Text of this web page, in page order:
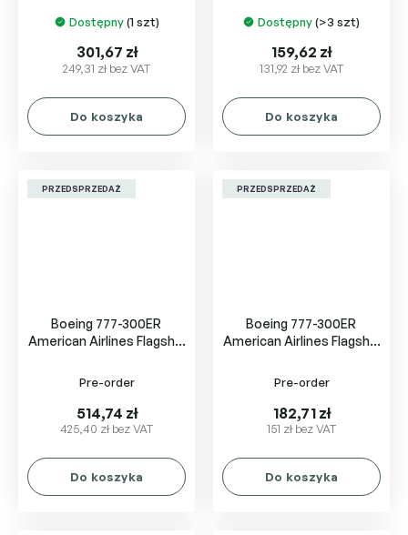
Dostępny(1 szt)
249,31 zł bez VAT
301,67 zł
Do koszyka
Dostępny(>3 szt)
131,92 zł bez VAT
159,62 zł
Do koszyka
PRZEDSPRZEDAŻ
Boeing 777-300ER
American Airlines Flagship
Pre-order
425,40 zł bez VAT
514,74 zł
Do koszyka
PRZEDSPRZEDAŻ
Boeing 777-300ER
American Airlines Flagship
Pre-order
151 zł bez VAT
182,71 zł
Do koszyka